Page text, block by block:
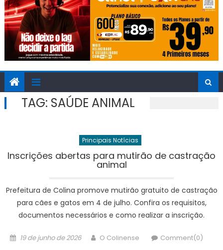
TAG: SAÚDE ANIMAL
Principais Notícias
Inscrições abertas para mutirão de castração
animal
Prefeitura de Colina promove mutirão gratuito de castração
para cães e gatos em 4 de julho. Confira os requisitos,
documentos necessários e como realizar a inscrição.
Posted
19 de junho de 2026 Author
O Colinense Comment(0)